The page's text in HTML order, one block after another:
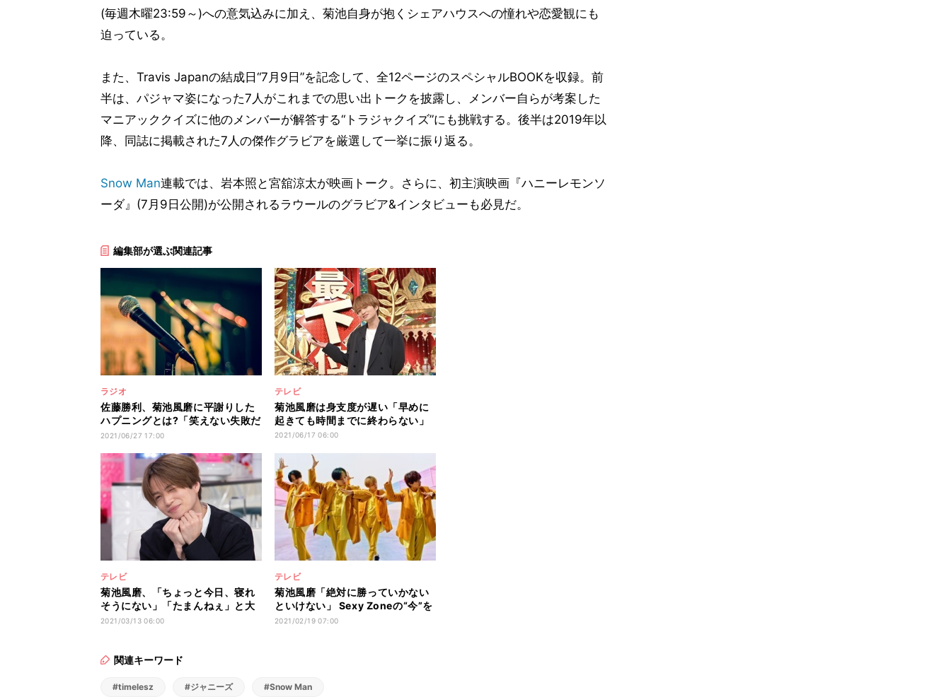
(毎週木曜23:59～)への意気込みに加え、菊池自身が抱くシェアハウスへの憧れや恋愛観にも
迫っている。
また、Travis Japanの結成日“7月9日”を記念して、全12ページのスペシャルBOOKを収録。前
半は、パジャマ姿になった7人がこれまでの思い出トークを披露し、メンバー自らが考案した
マニアッククイズに他のメンバーが解答する“トラジャクイズ”にも挑戦する。後半は2019年以
降、同誌に掲載された7人の傑作グラビアを厳選して一挙に振り返る。
Snow Man連載では、岩本照と宮舘涼太が映画トーク。さらに、初主演映画『ハニーレモンソ
ーダ』(7月9日公開)が公開されるラウールのグラビア&インタビューも必見だ。
編集部が選ぶ関連記事
ラジオ
佐藤勝利、菊池風磨に平謝りした
ハプニングとは?「笑えない失敗だ
けど…」
2021/06/27 17:00
テレビ
菊池風磨は身支度が遅い「早めに
起きても時間までに終わらない」
2021/06/17 06:00
テレビ
菊池風磨、「ちょっと今日、寝れ
そうにない」「たまんねぇ」と大
興奮
2021/03/13 06:00
テレビ
菊池風磨「絶対に勝っていかない
といけない」 Sexy Zoneの“今”を
追う
2021/02/19 07:00
関連キーワード
#timelesz #ジャニーズ #Snow Man